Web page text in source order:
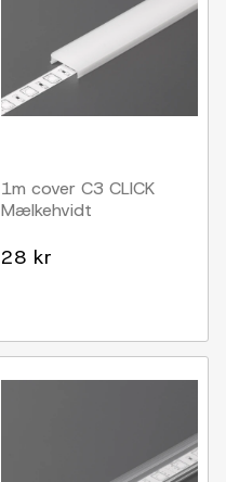
1m cover C3 CLICK
Mælkehvidt
28 kr